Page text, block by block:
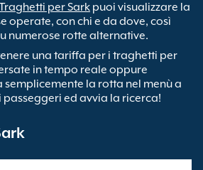
per Sark puoi visualizzare la
operate, con chi e da dove, così
numerose rotte alternative.
una tariffa per i traghetti per
in tempo reale oppure
semplicemente la rotta nel menù a
ed avvia la ricerca!